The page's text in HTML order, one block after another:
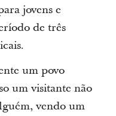
jovens e
de três
um povo
um visitante não
vendo um